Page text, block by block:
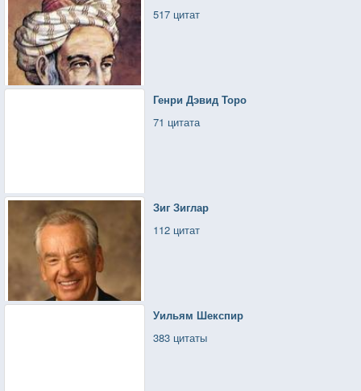
517 цитат
Генри Дэвид Торо
71 цитата
Зиг Зиглар
112 цитат
Уильям Шекспир
383 цитаты